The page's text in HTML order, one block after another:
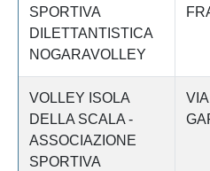
SPORTIVA
DILETTANTISTICA
NOGARAVOLLEY
VOLLEY ISOLA
DELLA SCALA -
ASSOCIAZIONE
SPORTIVA